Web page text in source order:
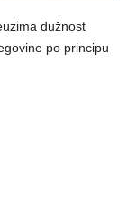
dužnost
po principu